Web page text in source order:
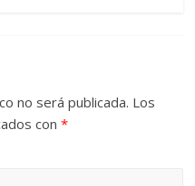
no será publicada. Los
con*